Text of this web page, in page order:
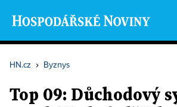
HN.cz › Byznys
Top 09: Důchodový